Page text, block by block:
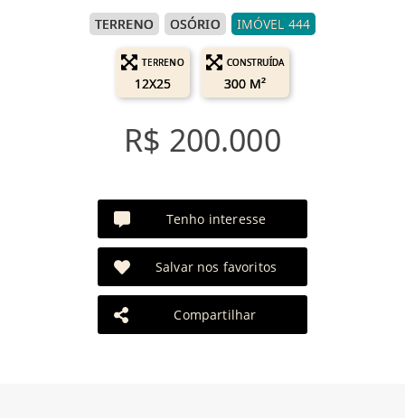
TERRENO OSÓRIO IMÓVEL 444
TERRENO
12X25
CONSTRUÍDA
300 M²
R$ 200.000
Tenho interesse
Salvar nos favoritos
Compartilhar